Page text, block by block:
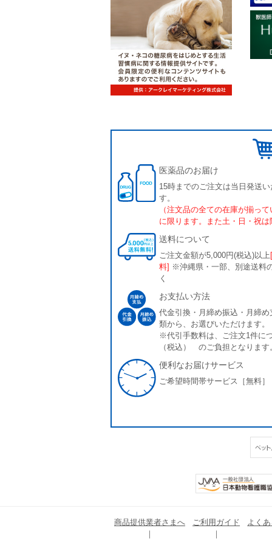
医薬品のお届け
15時までのご注文は当日発送
す。
（注文品の全ての在庫が揃っ
に限ります。また土・日・祝は
送料について
ご注文金額が5,000円(税込)以上
料] ※沖縄県・一部、別途送料
く
お支払い方法
代金引換・月締め振込・月締め
類から、お選びいただけます。
※代引手数料は、ご注文1件に
（税込） のご負担となります
便利なお届けサービス
ご希望時間帯サービス［無料］
商品提供業者さまへ ご利用ガイド よく